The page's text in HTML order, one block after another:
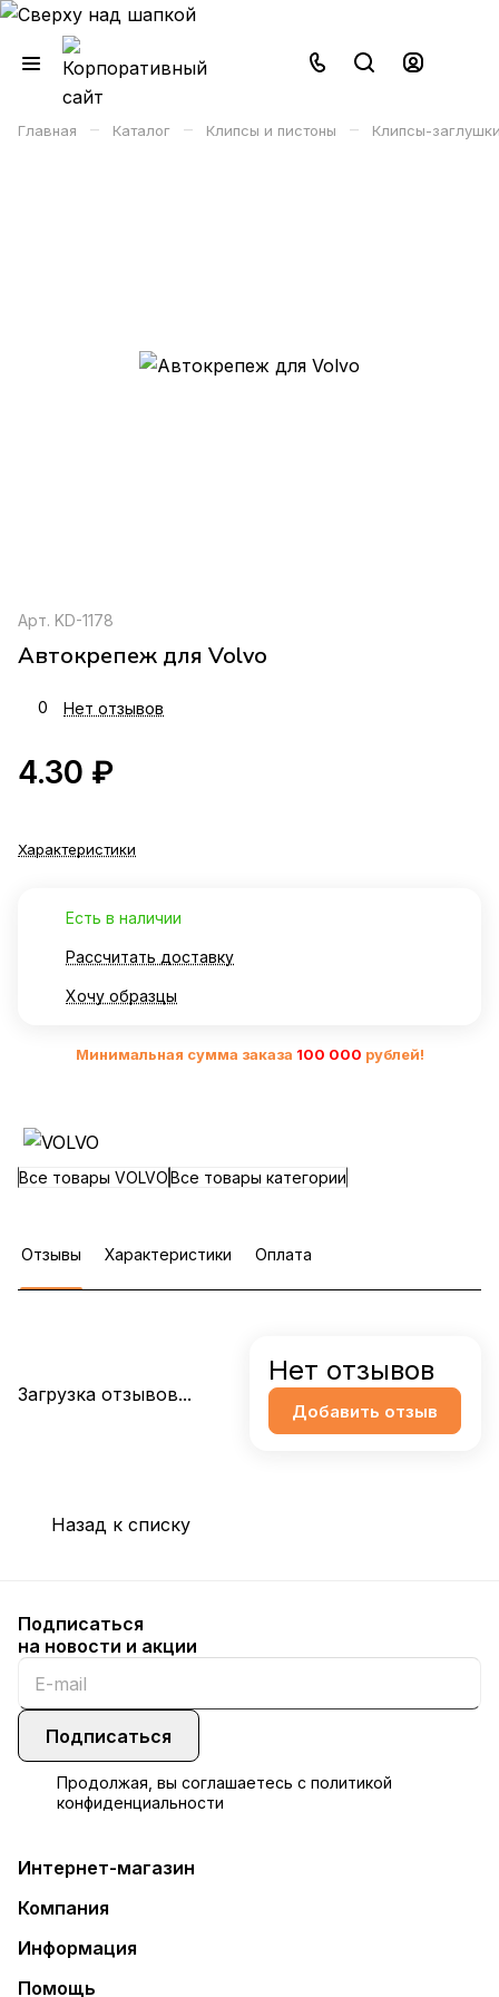
Главная – Каталог – Клипсы и пистоны – Клипсы-
Арт. KD-1178
Автокрепеж для Volvo
0 Нет отзывов
4.30 ₽
Характеристики
Есть в наличии
Рассчитать доставку
Хочу образцы
Минимальная сумма заказа 100 000 рублей!
Все товары VOLVOВсе товары категории
Отзывы Характеристики Оплата
Загрузка отзывов...
Нет отзывов
Добавить отзыв
Назад к списку
Подписаться
на новости и акции
Подписаться
Продолжая, вы соглашаетесь с политикой
конфиденциальности
Интернет-магазин
Компания
Информация
Помощь